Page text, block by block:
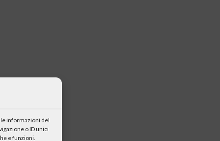
informazioni del
o ID unici
e funzioni.